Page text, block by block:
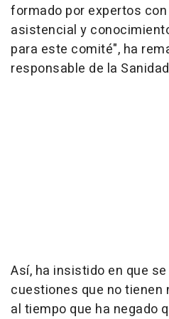
formado por expertos
asistencial y
para este comité", ha
responsable de la
Así, ha insistido en que
cuestiones que no tienen
al tiempo que ha negado